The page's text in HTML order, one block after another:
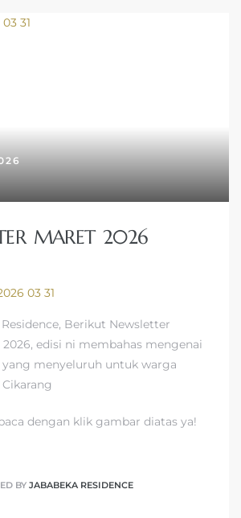
MARET 2026
Berikut Newsletter
edisi ni membahas mengenai
menyeluruh untuk warga
dengan klik gambar diatas ya!
BY JABABEKA RESIDENCE